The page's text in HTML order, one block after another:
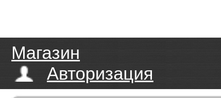
Магазин
Авторизация